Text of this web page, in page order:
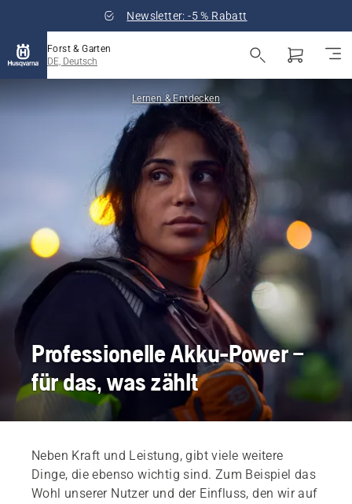
Newsletter: -5 % Rabatt
Forst & Garten
DE, Deutsch
Lernen & Entdecken
Professionelle Akku-Power –
für das, was zählt
Neben Kraft und Leistung, gibt viele weitere
Dinge, die ebenso wichtig sind. Zum Beispiel das
Wohl unserer Nutzer und der Einfluss, den wir auf